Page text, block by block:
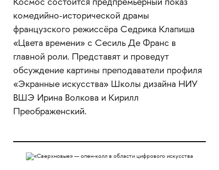
Космос состоится предпремьерный показ
комедийно-исторической драмы
французского режиссёра Седрика Клапиша
«Цвета времени» с Сесиль Де Франс в
главной роли. Представят и проведут
обсуждение картины преподаватели профиля
«Экранные искусства» Школы дизайна НИУ
ВШЭ Ирина Волкова и Кирилл
Преображенский.